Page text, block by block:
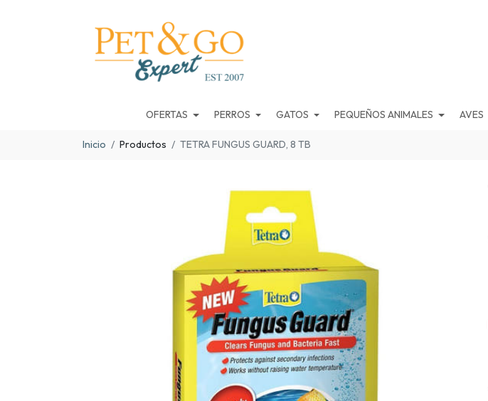
OFERTAS PERROS GATOS PEQUEÑOS ANIMALES AVES
Inicio Productos TETRA FUNGUS GUARD, 8 TB